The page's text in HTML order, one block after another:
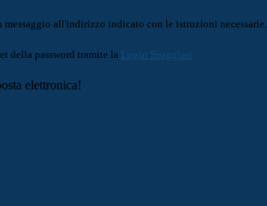
messaggio all'indirizzo indicato con le istruzioni necessarie.
della password tramite la Login Spaggiari
elettronica!